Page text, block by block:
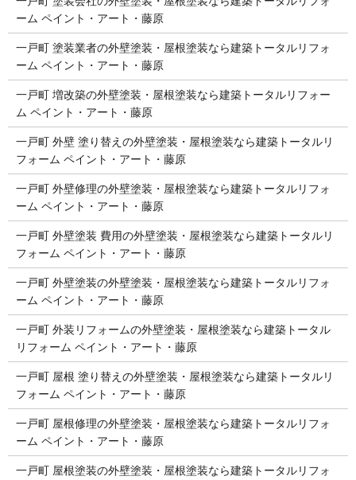
ーム ペイント・アート・藤原
一戸町 塗装業者の外壁塗装・屋根塗装なら建築トータルリフォ
ーム ペイント・アート・藤原
一戸町 増改築の外壁塗装・屋根塗装なら建築トータルリフォー
ム ペイント・アート・藤原
一戸町 外壁 塗り替えの外壁塗装・屋根塗装なら建築トータルリ
フォーム ペイント・アート・藤原
一戸町 外壁修理の外壁塗装・屋根塗装なら建築トータルリフォ
ーム ペイント・アート・藤原
一戸町 外壁塗装 費用の外壁塗装・屋根塗装なら建築トータルリ
フォーム ペイント・アート・藤原
一戸町 外壁塗装の外壁塗装・屋根塗装なら建築トータルリフォ
ーム ペイント・アート・藤原
一戸町 外装リフォームの外壁塗装・屋根塗装なら建築トータル
リフォーム ペイント・アート・藤原
一戸町 屋根 塗り替えの外壁塗装・屋根塗装なら建築トータルリ
フォーム ペイント・アート・藤原
一戸町 屋根修理の外壁塗装・屋根塗装なら建築トータルリフォ
ーム ペイント・アート・藤原
一戸町 屋根塗装の外壁塗装・屋根塗装なら建築トータルリフォ